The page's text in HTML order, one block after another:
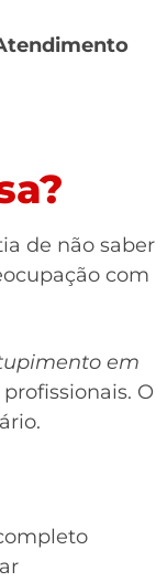
de não saber
com
em
O